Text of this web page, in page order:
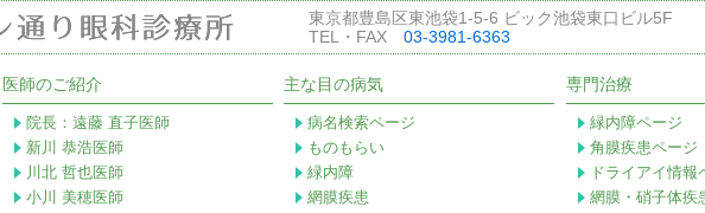
東京都豊島区東池袋1-5-6 ビック池袋東口ビル5F
TEL・FAX 03-3981-6363
医師のご紹介
院長：遠藤 直子医師
新川 恭浩医師
川北 哲也医師
小川 美穂医師
主な目の病気
病名検索ページ
ものもらい
緑内障
網膜疾患
専門治療
緑内障ページ
角膜疾患ページ
ドライアイ情報
網膜・硝子体疾